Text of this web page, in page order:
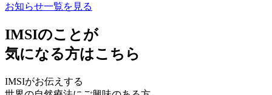
お知らせ一覧を見る
IMSIのことが
気になる方はこちら
IMSIがお伝えする